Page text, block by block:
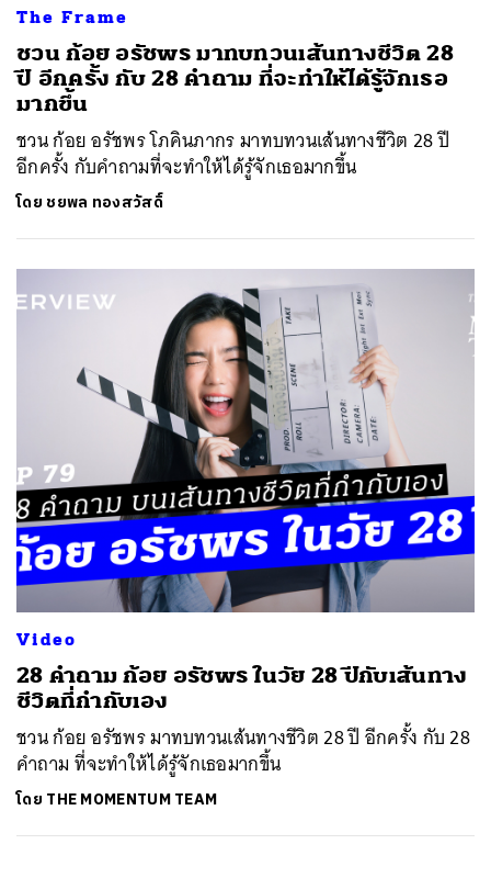
The Frame
ชวน ก้อย อรัชพร มาทบทวนเส้นทางชีวิต 28
ปี อีกครั้ง กับ 28 คำถาม ที่จะทำให้ได้รู้จักเธอ
มากขึ้น
ชวน ก้อย อรัชพร โภคินภากร มาทบทวนเส้นทางชีวิต 28 ปี
อีกครั้ง กับคำถามที่จะทำให้ได้รู้จักเธอมากขึ้น
โดย ชยพล ทองสวัสดิ์
Video
28 คำถาม ก้อย อรัชพร ในวัย 28 ปีกับเส้นทาง
ชีวิตที่กำกับเอง
ชวน ก้อย อรัชพร มาทบทวนเส้นทางชีวิต 28 ปี อีกครั้ง กับ 28
คำถาม ที่จะทำให้ได้รู้จักเธอมากขึ้น
โดย THE MOMENTUM TEAM
SHARE TWEET LINE EMAIL